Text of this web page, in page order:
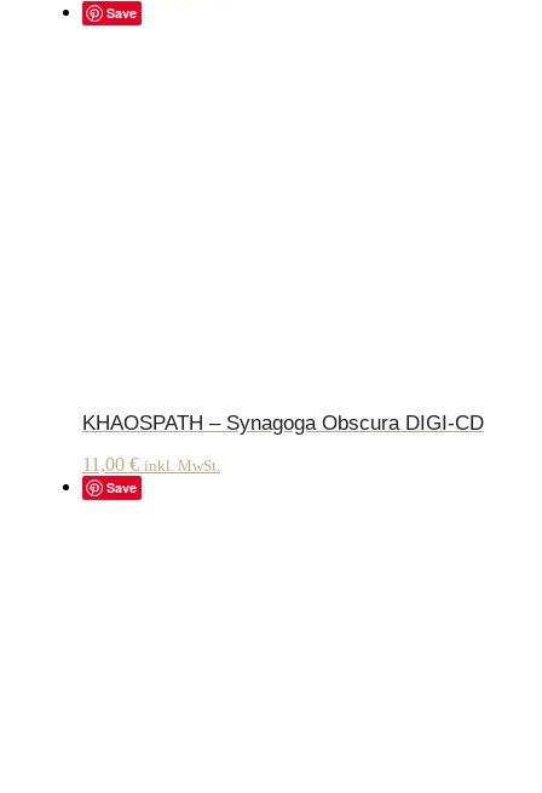
Save
KHAOSPATH – Synagoga Obscura DIGI-CD
11,00 € inkl. MwSt.
Save